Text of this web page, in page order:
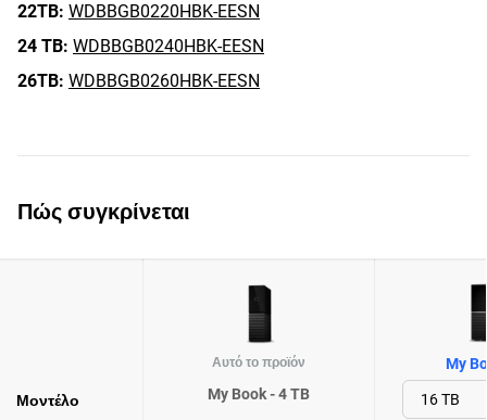
22TB: WDBBGB0220HBK-EESN
24 TB: WDBBGB0240HBK-EESN
26TB: WDBBGB0260HBK-EESN
Πώς συγκρίνεται
Μοντέλο
Αυτό το προϊόν
My Book - 4 TB
My